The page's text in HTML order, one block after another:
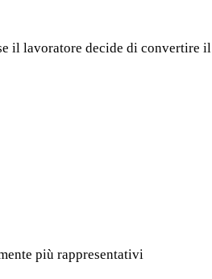
il lavoratore decide di convertire
più rappresentativi